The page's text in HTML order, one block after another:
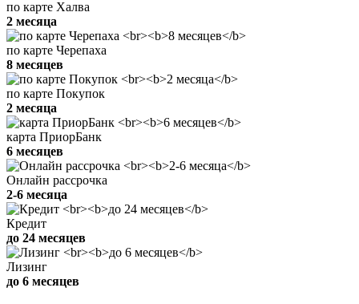
по карте Халва
2 месяца
по карте Черепаха
8 месяцев
по карте Покупок
2 месяца
карта ПриорБанк
6 месяцев
Онлайн рассрочка
2-6 месяца
Кредит
до 24 месяцев
Лизинг
до 6 месяцев